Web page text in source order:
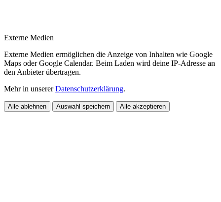
Externe Medien
Externe Medien ermöglichen die Anzeige von Inhalten wie Google
Maps oder Google Calendar. Beim Laden wird deine IP-Adresse an
den Anbieter übertragen.
Mehr in unsererDatenschutzerklärung.
Alle ablehnen Auswahl speichern Alle akzeptieren